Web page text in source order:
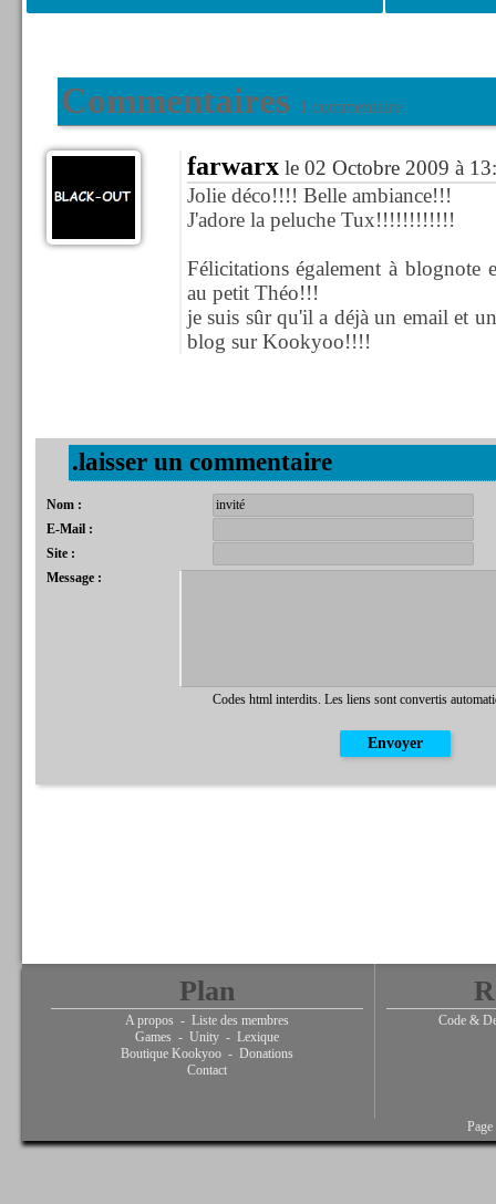
Commentaires 1 commentaire
farwarxle 02 Octobre 2009 à
Jolie déco!!!! Belle ambiance!!!
J'adore la peluche Tux!!!!!!!!!!!!
Félicitations également à
au petit Théo!!!
je suis sûr qu'il a déjà un email et
blog sur Kookyoo!!!!
.laisser un commentaire
Nom :
E-Mail :
Site :
Message :
Codes html interdits. Les liens sont convertis
Plan
A propos - Liste des membres
Games - Unity - Lexique
Boutique Kookyoo - Donations
Contact
Code &